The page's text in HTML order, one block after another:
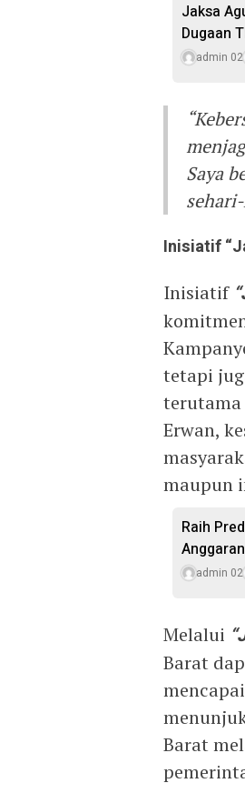
Jaksa
Dugaan
admin 02
Saya
Inisiatif
Inisiatif
tetapi
terutama
Erwan,
maupun
Raih
admin 02
Melalui
Barat
Barat